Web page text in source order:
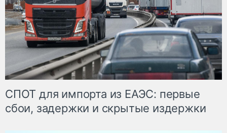
СПОТ для импорта из ЕАЭС: первые
сбои, задержки и скрытые издержки